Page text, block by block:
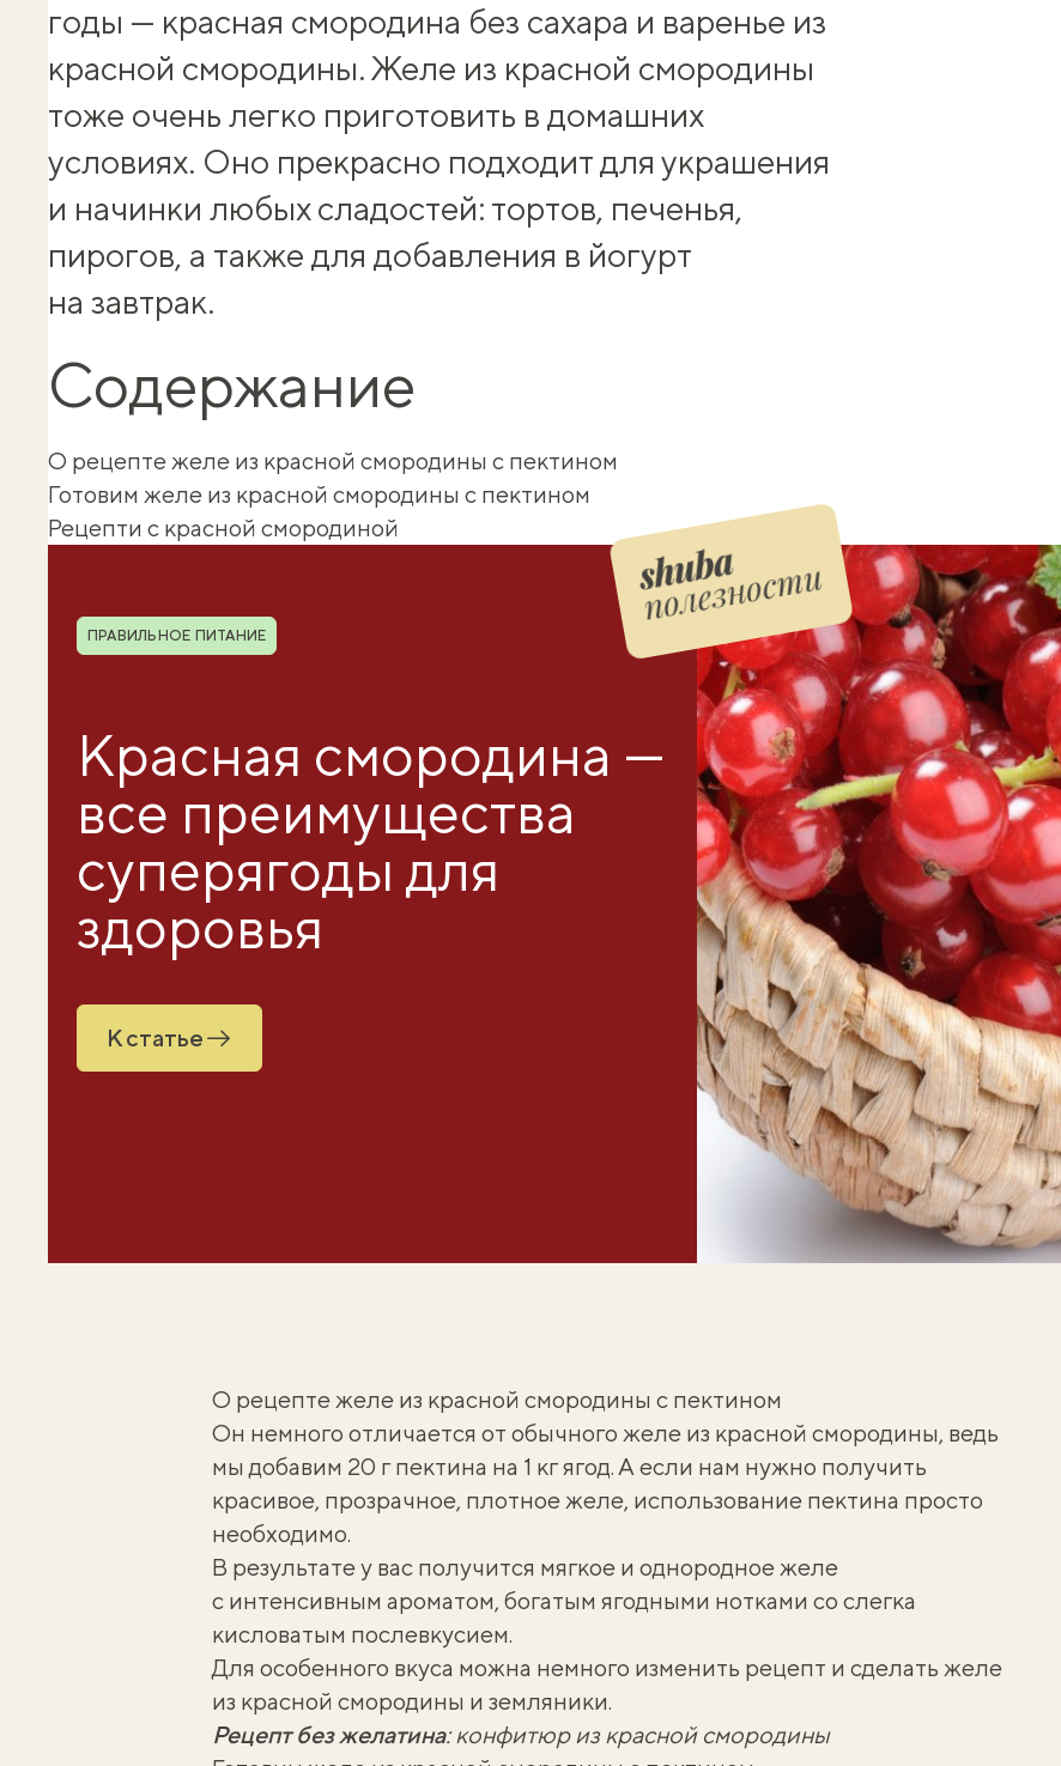
годы — красная смородина без сахара и варенье из
красной смородины. Желе из красной смородины
тоже очень легко приготовить в домашних
условиях. Оно прекрасно подходит для украшения
и начинки любых сладостей: тортов, печенья,
пирогов, а также для добавления в йогурт
на завтрак.
Содержание
О рецепте желе из красной смородины с пектином
Готовим желе из красной смородины с пектином
Рецепти с красной смородиной
полезности
Рубрика
ПРАВИЛЬНОЕ ПИТАНИЕ
Красная смородина —
все преимущества
суперягоды для
здоровья
К статье
О рецепте желе из красной смородины с пектином
Он немного отличается от обычного желе из красной смородины, ведь
мы добавим 20 г пектина на 1 кг ягод. А если нам нужно получить
красивое, прозрачное, плотное желе, использование пектина просто
необходимо.
В результате у вас получится мягкое и однородное желе
с интенсивным ароматом, богатым ягодными нотками со слегка
кисловатым послевкусием.
Для особенного вкуса можна немного изменить рецепт и сделать желе
из красной смородины и земляники.
Рецепт без желатина:конфитюр из красной смородины